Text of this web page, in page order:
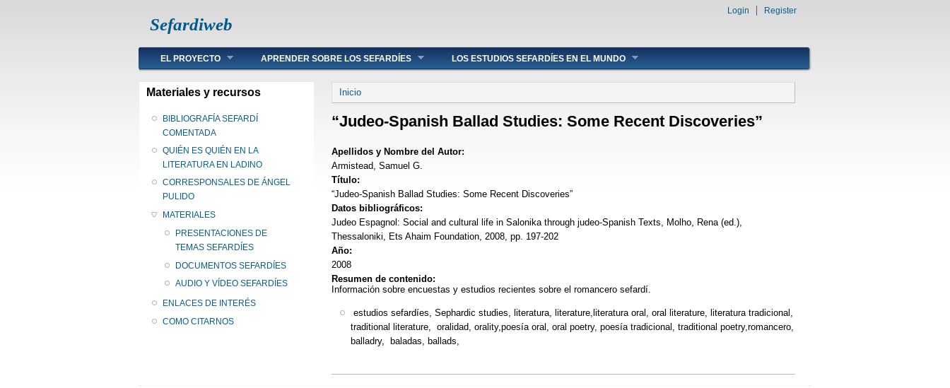
Sefardiweb
Login Register
Main menu
EL PROYECTO APRENDER SOBRE LOS SEFARDÍES LOS ESTUDIOS SEFARDÍES EN EL MUNDO
Materiales y recursos
BIBLIOGRAFÍA SEFARDÍ
COMENTADA
QUIÉN ES QUIÉN EN LA
LITERATURA EN LADINO
CORRESPONSALES DE ÁNGEL
PULIDO
MATERIALES
PRESENTACIONES DE
TEMAS SEFARDÍES
DOCUMENTOS SEFARDÍES
AUDIO Y VÍDEO SEFARDÍES
ENLACES DE INTERÉS
COMO CITARNOS
Se encuentra usted aquí
Inicio
“Judeo-Spanish Ballad Studies: Some Recent Discoveries”
Apellidos y Nombre del Autor:
Armistead, Samuel G.
Título:
“Judeo-Spanish Ballad Studies: Some Recent Discoveries”
Datos bibliográficos:
Judeo Espagnol: Social and cultural life in Salonika through judeo-Spanish Texts, Molho, Rena (ed.),
Thessaloniki, Ets Ahaim Foundation, 2008, pp. 197-202
Año:
2008
Resumen de contenido:
Información sobre encuestas y estudios recientes sobre el romancero sefardí.
estudios sefardíes, Sephardic studies, literatura, literature,literatura oral, oral literature, literatura tradicional,
traditional literature, oralidad, orality,poesía oral, oral poetry, poesía tradicional, traditional poetry,romancero,
balladry, baladas, ballads,